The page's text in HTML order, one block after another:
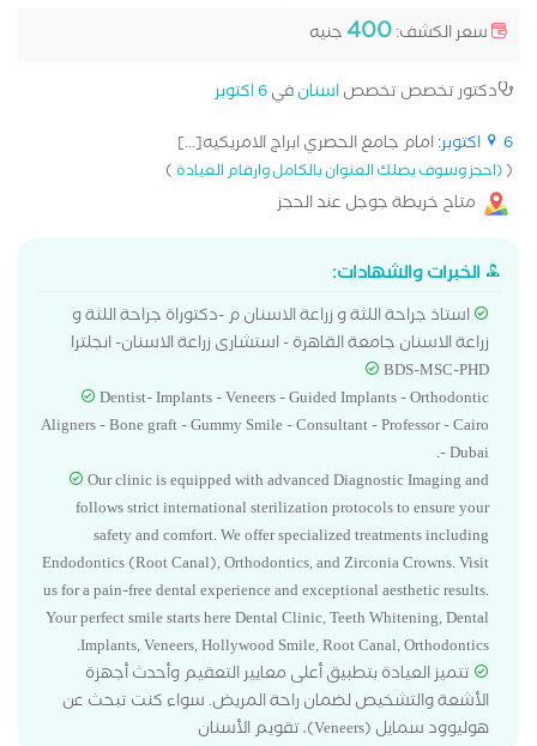
سعر الكشف:400 جنيه
دكتور تخصص تخصصاسنانفي6 اكتوبر
6 اكتوبر
: امام جامع الحصري ابراج الامريكيه[...]
((احجز وسوف يصلك العنوان بالكامل وارقام العيادة)
متاح خريطة جوجل عند الحجز
الخبرات والشهادات:
استاذ جراحة اللثة و زراعة الاسنان م -دكتوراة جراحة اللثة و
زراعة الاسنان جامعة القاهرة - استشارى زراعة الاسنان- انجلترا
BDS-MSC-PHD
Dentist- Implants - Veneers - Guided Implants - Orthodontic
Aligners - Bone graft - Gummy Smile - Consultant - Professor - Cairo
- Dubai.
Our clinic is equipped with advanced Diagnostic Imaging and
follows strict international sterilization protocols to ensure your
safety and comfort. We offer specialized treatments including
Endodontics (Root Canal), Orthodontics, and Zirconia Crowns. Visit
us for a pain-free dental experience and exceptional aesthetic results.
Your perfect smile starts here Dental Clinic, Teeth Whitening, Dental
Implants, Veneers, Hollywood Smile, Root Canal, Orthodontics.
تتميز العيادة بتطبيق أعلى معايير التعقيم وأحدث أجهزة
الأشعة والتشخيص لضمان راحة المريض. سواء كنت تبحث عن
هوليوود سمايل (Veneers)، تقويم الأسنان‎